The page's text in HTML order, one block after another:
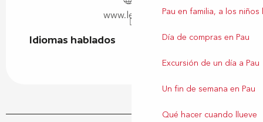
Pau en familia, a los niños
Día de compras en Pau
Excursión de un día a Pau
Un fin de semana en Pau
Qué hacer cuando llueve
www.lechai.fr
Idiomas hablados
Idiomas hablados